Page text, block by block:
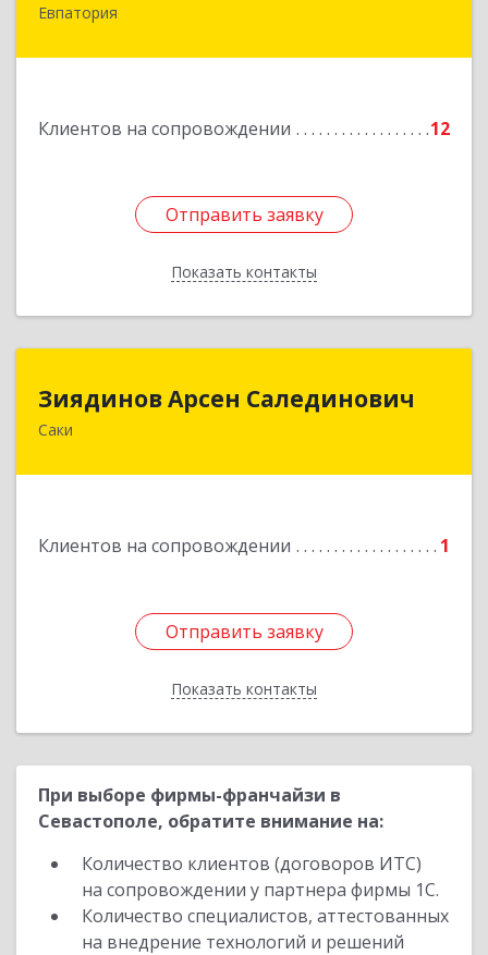
Евпатория
Клиентов на сопровождении 12
Отправить заявку
Показать контакты
297407, Крым Респ, Евпатория г, Победы пр-кт,
Отправить заявку
Назад
Зиядинов Арсен Салединович
Саки
Клиентов на сопровождении 1
Отправить заявку
Показать контакты
Отправить заявку
Назад
При выборе фирмы-франчайзи в
Севастополе, обратите внимание на:
Количество клиентов (договоров ИТС)
на сопровождении у партнера фирмы 1С.
Количество специалистов, аттестованных
на внедрение технологий и решений